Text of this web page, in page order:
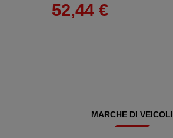
52,44 €
MARCHE DI VEICOLI